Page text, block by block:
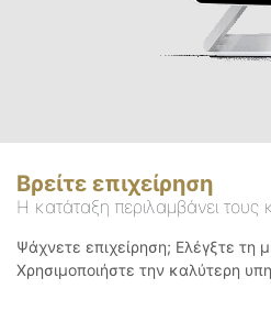
Βρείτε επιχείρηση
Η κατάταξη περιλαμβάνει
Ψάχνετε επιχείρηση; Ελέγξτε τη
Χρησιμοποιήστε την καλύτερη